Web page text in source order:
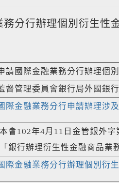
分行辦理個別衍生性
請國際金融業務分行辦理個
督管理委員會銀行局外國銀
際金融業務分行申請辦理涉
會102年4月11日金管銀外字
銀行辦理衍生性金融商品業
際金融業務分行辦理個別衍